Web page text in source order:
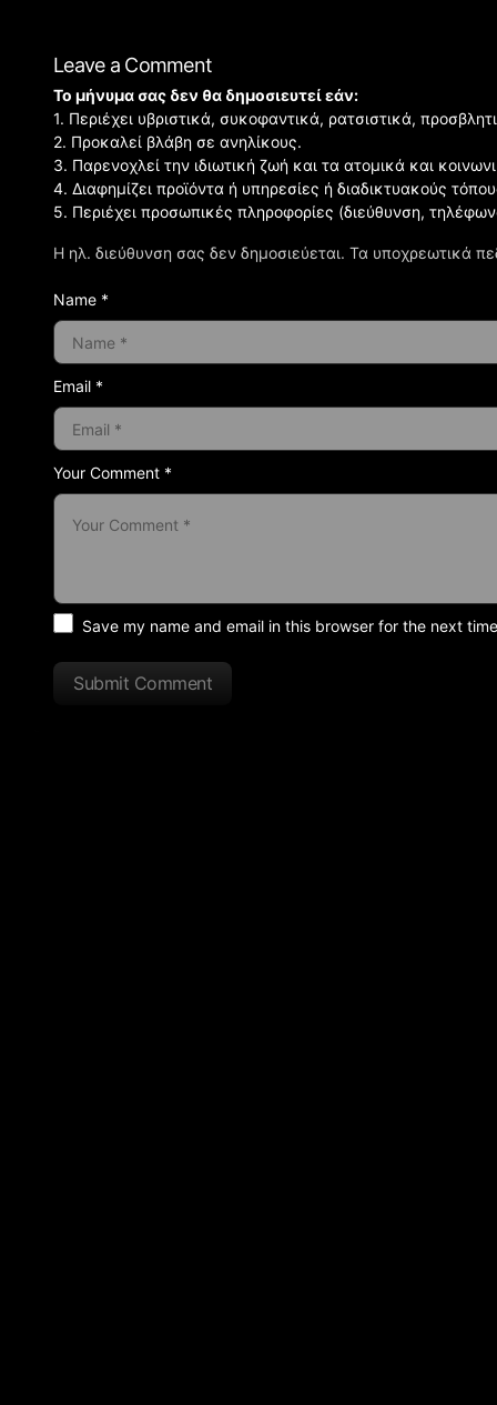
Leave a Comment
Η ηλ. διεύθυνση σας δεν δημοσιεύεται. Τα υποχρεωτικά
Your Comment *
Το μήνυμα σας δεν θα δημοσιευτεί εάν:
1. Περιέχει υβριστικά, συκοφαντικά, ρατσιστικά,
2. Προκαλεί βλάβη σε ανηλίκους.
3. Παρενοχλεί την ιδιωτική ζωή και τα ατομικά και
4. Διαφημίζει προϊόντα ή υπηρεσίες ή διαδικτυακούς
5. Περιέχει προσωπικές πληροφορίες (διεύθυνση,
Name *
Email *
Save my name and email in this browser for the next
Submit Comment